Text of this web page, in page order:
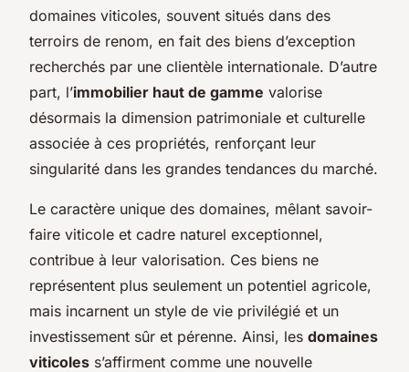
domaines viticoles, souvent situés dans des
terroirs de renom, en fait des biens d’exception
recherchés par une clientèle internationale. D’autre
part, l’immobilier haut de gamme valorise
désormais la dimension patrimoniale et culturelle
associée à ces propriétés, renforçant leur
singularité dans les grandes tendances du marché.
Le caractère unique des domaines, mêlant savoir-
faire viticole et cadre naturel exceptionnel,
contribue à leur valorisation. Ces biens ne
représentent plus seulement un potentiel agricole,
mais incarnent un style de vie privilégié et un
investissement sûr et pérenne. Ainsi, les domaines
viticoles s’affirment comme une nouvelle